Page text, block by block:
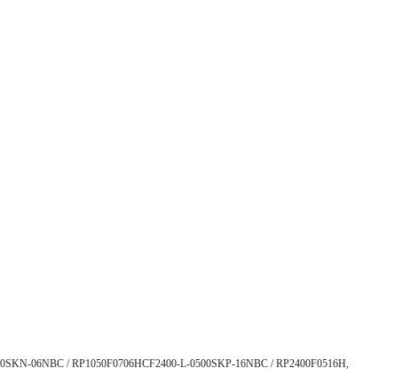
06NBC / RP1050F0706HCF2400-L-0500SKP-16NBC / RP2400F0516H,